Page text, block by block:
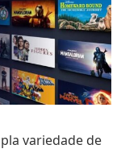
variedade de